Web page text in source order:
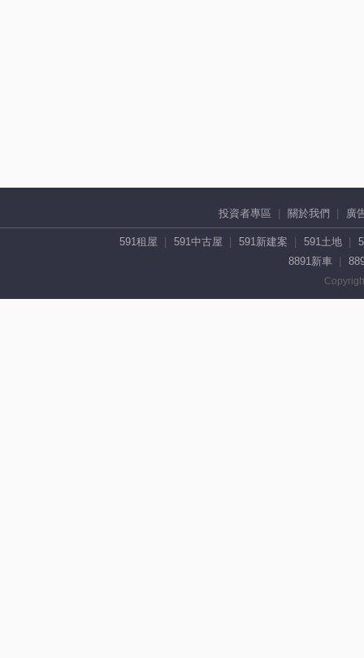
投資者專區 關於我們 廣
591租屋 591中古屋 591新建案 591土地
8891新車